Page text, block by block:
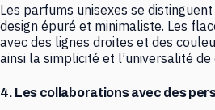
Les parfums unisexes se
design épuré et minimaliste. Les
avec des lignes droites et des
ainsi la simplicité et l’universalité
4. Les collaborations avec des